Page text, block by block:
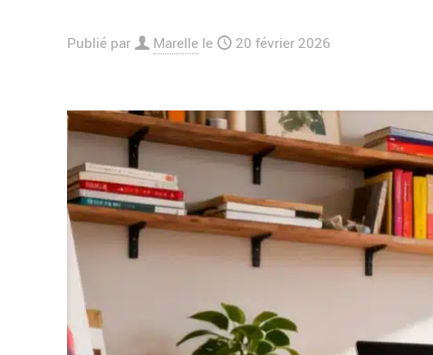
Publié par Marelle le 20 février 2026